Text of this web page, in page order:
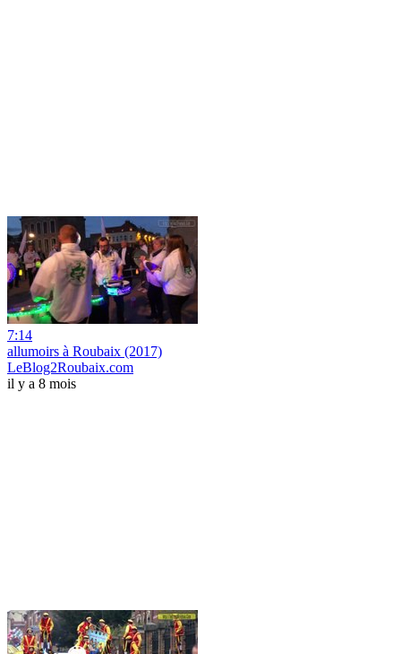
7:14
allumoirs à Roubaix (2017)
LeBlog2Roubaix.com
il y a 8 mois